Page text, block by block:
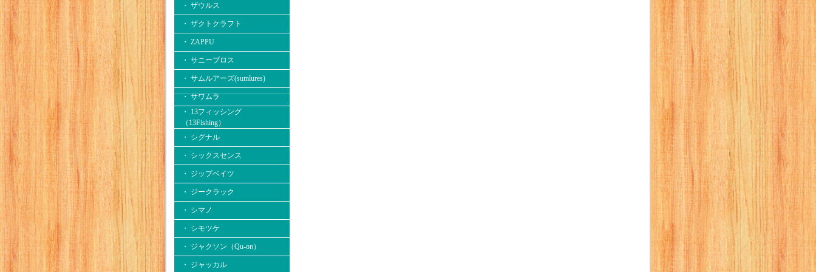
・ ザウルス
・ ザクトクラフト
・ ZAPPU
・ サニーブロス
・ サムルアーズ(sumlures)
・ サワムラ
・ 13フィッシング
（13Fishing）
・ シグナル
・ シックスセンス
・ ジップベイツ
・ ジークラック
・ シマノ
・ シモツケ
・ ジャクソン（Qu-on）
・ ジャッカル